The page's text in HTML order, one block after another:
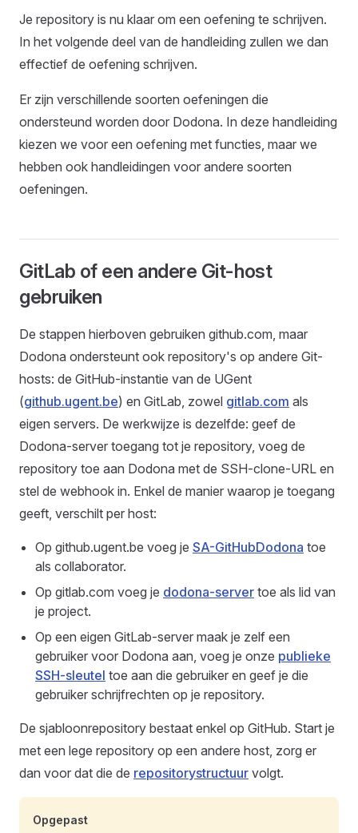
Je repository is nu klaar om een oefening te schrijven.
In het volgende deel van de handleiding zullen we dan
effectief de oefening schrijven.
Er zijn verschillende soorten oefeningen die
ondersteund worden door Dodona. In deze handleiding
kiezen we voor een oefening met functies, maar we
hebben ook handleidingen voor andere soorten
oefeningen.
GitLab of een andere Git-host
gebruiken
De stappen hierboven gebruiken github.com, maar
Dodona ondersteunt ook repository's op andere Git-
hosts: de GitHub-instantie van de UGent
(github.ugent.be) en GitLab, zowel gitlab.com als
eigen servers. De werkwijze is dezelfde: geef de
Dodona-server toegang tot je repository, voeg de
repository toe aan Dodona met de SSH-clone-URL en
stel de webhook in. Enkel de manier waarop je toegang
geeft, verschilt per host:
Op github.ugent.be voeg je SA-GitHubDodona toe
als collaborator.
Op gitlab.com voeg je dodona-server toe als lid van
je project.
Op een eigen GitLab-server maak je zelf een
gebruiker voor Dodona aan, voeg je onze publieke
SSH-sleutel toe aan die gebruiker en geef je die
gebruiker schrijfrechten op je repository.
De sjabloonrepository bestaat enkel op GitHub. Start je
met een lege repository op een andere host, zorg er
dan voor dat die de repositorystructuur volgt.
Opgepast